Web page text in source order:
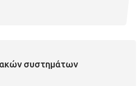
συστημάτων